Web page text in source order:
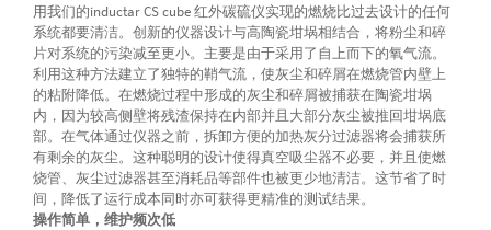
用我们的inductar CS cube 红外碳硫仪实现的燃烧比过去设计的任何
系统都要清洁。创新的仪器设计与高陶瓷坩埚相结合，将粉尘和碎
片对系统的污染减至更小。主要是由于采用了自上而下的氧气流。
利用这种方法建立了独特的鞘气流，使灰尘和碎屑在燃烧管内壁上
的粘附降低。在燃烧过程中形成的灰尘和碎屑被捕获在陶瓷坩埚
内，因为较高侧壁将残渣保持在内部并且大部分灰尘被推回坩埚底
部。在气体通过仪器之前，拆卸方便的加热灰分过滤器将会捕获所
有剩余的灰尘。这种聪明的设计使得真空吸尘器不必要，并且使燃
烧管、灰尘过滤器甚至消耗品等部件也被更少地清洁。这节省了时
间，降低了运行成本同时亦可获得更精准的测试结果。
操作简单，维护频次低